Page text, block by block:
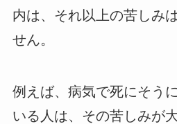
内は、それ以上の苦しみ
せん。
例えば、病気で死にそう
いる人は、その苦しみが